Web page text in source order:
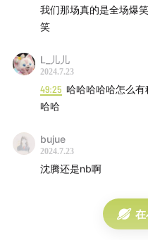
我们那场真的是全场爆
笑
L_儿儿
2024.7.23
49:25 哈哈哈哈哈怎么
哈哈
bujue
2024.7.23
沈腾还是nb啊